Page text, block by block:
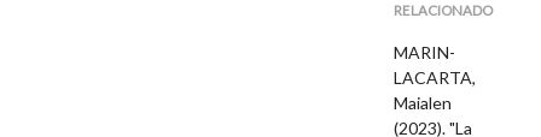
RELACIONADO
MARIN-
LACARTA,
Maialen
(2023). "La